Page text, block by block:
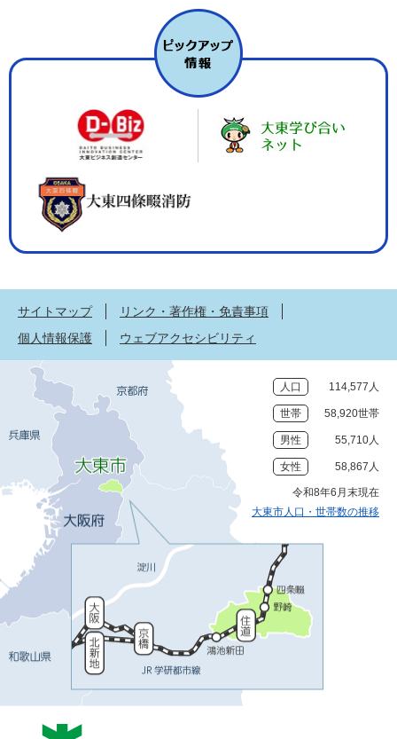
サイトマップ
リンク・著作権・免責事項
個人情報保護
ウェブアクセシビリティ
人口 114,577人
世帯 58,920世帯
男性 55,710人
女性 58,867人
令和8年6月末現在
大東市人口・世帯数の推移